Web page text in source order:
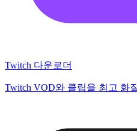
Twitch 다운로더
Twitch VOD와 클립을 최고 화